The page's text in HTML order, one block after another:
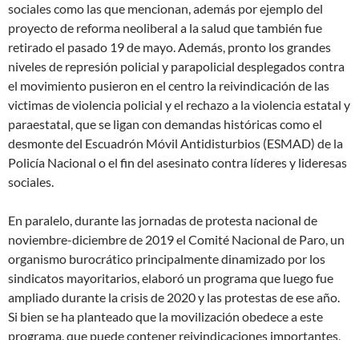
sociales como las que mencionan, además por ejemplo del
proyecto de reforma neoliberal a la salud que también fue
retirado el pasado 19 de mayo. Además, pronto los grandes
niveles de represión policial y parapolicial desplegados contra
el movimiento pusieron en el centro la reivindicación de las
victimas de violencia policial y el rechazo a la violencia estatal y
paraestatal, que se ligan con demandas históricas como el
desmonte del Escuadrón Móvil Antidisturbios (ESMAD) de la
Policía Nacional o el fin del asesinato contra líderes y lideresas
sociales.
En paralelo, durante las jornadas de protesta nacional de
noviembre-diciembre de 2019 el Comité Nacional de Paro, un
organismo burocrático principalmente dinamizado por los
sindicatos mayoritarios, elaboró un programa que luego fue
ampliado durante la crisis de 2020 y las protestas de ese año.
Si bien se ha planteado que la movilización obedece a este
programa, que puede contener reivindicaciones importantes,